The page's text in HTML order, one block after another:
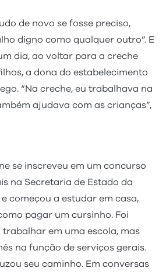
de novo se fosse preciso,
digno como qualquer outro”. E
dia, ao voltar para a creche
a dona do estabelecimento
“Na creche, eu trabalhava na
ajudava com as crianças”,
se inscreveu em um concurso
na Secretaria de Estado da
começou a estudar em casa,
pagar um cursinho. Foi
trabalhar em uma escola, mas
na função de serviços gerais.
seu caminho. Em conversas